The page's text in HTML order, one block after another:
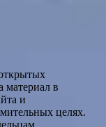
в
и
целях.